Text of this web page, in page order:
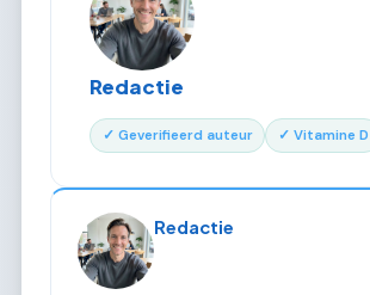
Redactie
✓ Geverifieerd auteur ✓ Vitamine D
Redactie